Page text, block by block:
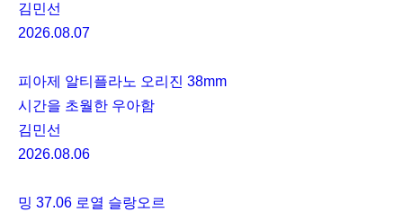
김민선
2026.08.07
피아제 알티플라노 오리진 38mm
시간을 초월한 우아함
김민선
2026.08.06
밍 37.06 로열 슬랑오르